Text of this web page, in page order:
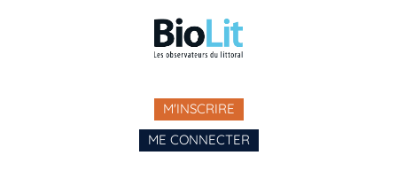
M'INSCRIRE
ME CONNECTER